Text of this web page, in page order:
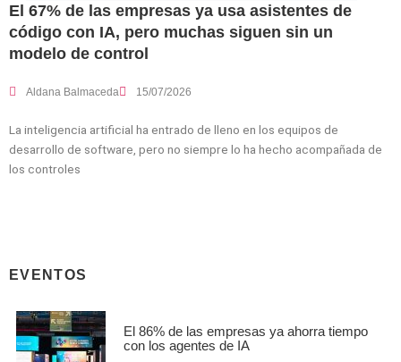
El 67% de las empresas ya usa asistentes de
código con IA, pero muchas siguen sin un
modelo de control
Aldana Balmaceda 15/07/2026
La inteligencia artificial ha entrado de lleno en los equipos de
desarrollo de software, pero no siempre lo ha hecho acompañada de
los controles
EVENTOS
El 86% de las empresas ya ahorra tiempo
con los agentes de IA